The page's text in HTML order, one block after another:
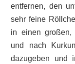
entfernen, den
sehr feine
in einen großen,
und nach
dazugeben und